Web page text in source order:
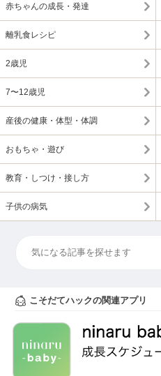
赤ちゃんの成長・発達
離乳食レシピ
2歳児
7〜12歳児
産後の健康・体型・体調
おもちゃ・遊び
教育・しつけ・接し方
子供の病気
こそだてハックの関連アプリ